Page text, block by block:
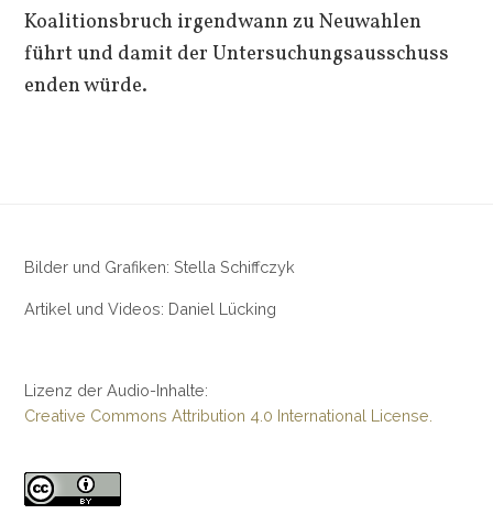
Koalitionsbruch irgendwann zu Neuwahlen
führt und damit der Untersuchungsausschuss
enden würde.
Bilder und Grafiken: Stella Schiffczyk
Artikel und Videos: Daniel Lücking
Lizenz der Audio-Inhalte:
Creative Commons Attribution 4.0 International License.